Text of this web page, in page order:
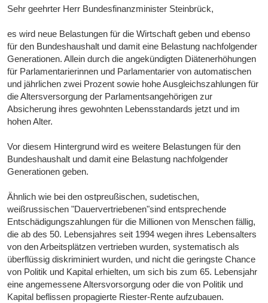
Sehr geehrter Herr Bundesfinanzminister Steinbrück,
es wird neue Belastungen für die Wirtschaft geben und ebenso
für den Bundeshaushalt und damit eine Belastung nachfolgender
Generationen. Allein durch die angekündigten Diätenerhöhungen
für Parlamentarierinnen und Parlamentarier von automatischen
und jährlichen zwei Prozent sowie hohe Ausgleichszahlungen für
die Altersversorgung der Parlamentsangehörigen zur
Absicherung ihres gewohnten Lebensstandards jetzt und im
hohen Alter.
Vor diesem Hintergrund wird es weitere Belastungen für den
Bundeshaushalt und damit eine Belastung nachfolgender
Generationen geben.
Ähnlich wie bei den ostpreußischen, sudetischen,
weißrussischen "Dauervertriebenen"sind entsprechende
Entschädigungszahlungen für die Millionen von Menschen fällig,
die ab des 50. Lebensjahres seit 1994 wegen ihres Lebensalters
von den Arbeitsplätzen vertrieben wurden, systematisch als
überflüssig diskriminiert wurden, und nicht die geringste Chance
von Politik und Kapital erhielten, um sich bis zum 65. Lebensjahr
eine angemessene Altersvorsorgung oder die von Politik und
Kapital beflissen propagierte Riester-Rente aufzubauen.